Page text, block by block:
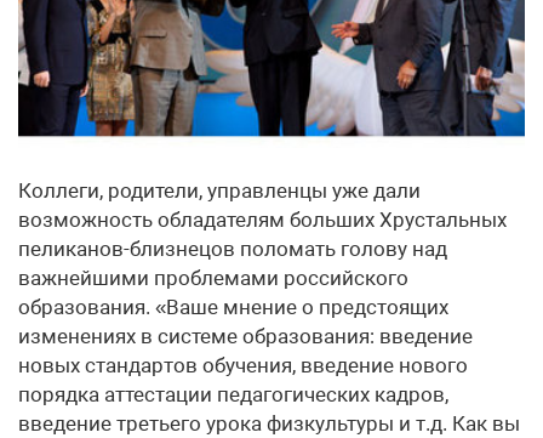
Коллеги, родители, управленцы уже дали
возможность обладателям больших Хрустальных
пеликанов-близнецов поломать голову над
важнейшими проблемами российского
образования. «Ваше мнение о предстоящих
изменениях в системе образования: введение
новых стандартов обучения, введение нового
порядка аттестации педагогических кадров,
введение третьего урока физкультуры и т.д. Как вы